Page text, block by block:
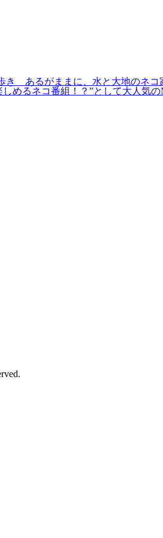
あるがままに、水と大地のネコ
めるネコ番組！？”として大人気